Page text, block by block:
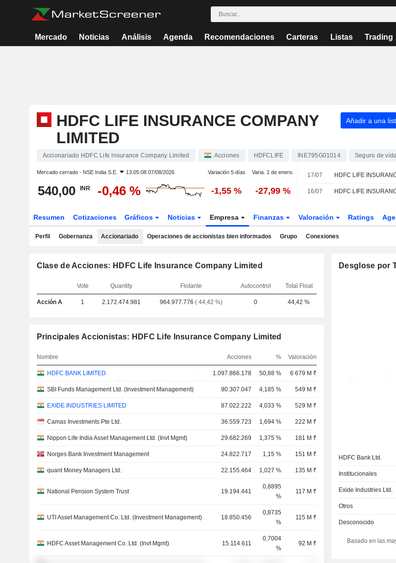
Mercado Noticias Análisis Agenda Recomendaciones Carteras Listas Trading
HDFC LIFE INSURANCE COMPANY
LIMITED
Añadir a una
Accionariado HDFC Life Insurance Company Limited Acciones HDFCLIFE INE795G01014 Seguro de
Mercado cerrado - NSE India S.E. 13:05:08 07/08/2026 Variación 5 días Varia. 1 de enero.
540,00 INR -0,46 % -1,55 % -27,99 %
17/07
16/07
Resumen Cotizaciones Gráficos Noticias Empresa Finanzas Valoración Ratings
Perfil Gobernanza Accionariado Operaciones de accionistas bien informados Grupo Conexiones
Clase de Acciones: HDFC Life Insurance Company Limited
Vote Quantity Flotante Autocontrol Total Float
Acción A 1 2.172.474.981 964.977.776 ( 44,42 %) 0 44,42 %
Principales Accionistas: HDFC Life Insurance Company Limited
Nombre Acciones % Valoración
HDFC BANK LIMITED 1.097.866.178 50,88 % 6 679 M ₹
SBI Funds Management Ltd. (Investment Management) 90.307.047 4,185 % 549 M ₹
EXIDE INDUSTRIES LIMITED 87.022.222 4,033 % 529 M ₹
Camas Investments Pte Ltd. 36.559.723 1,694 % 222 M ₹
Nippon Life India Asset Management Ltd. (Invt Mgmt) 29.682.269 1,375 % 181 M ₹
Norges Bank Investment Management 24.822.717 1,15 % 151 M ₹
quant Money Managers Ltd. 22.155.464 1,027 % 135 M ₹
National Pension System Trust 19.194.441
0,8895
%
117 M ₹
UTI Asset Management Co. Ltd. (Investment Management) 18.850.456
0,8735
%
115 M ₹
HDFC Asset Management Co. Ltd. (Invt Mgmt) 15.114.611
0,7004
%
92 M ₹
Desglose por
HDFC Bank Ltd.
Institucionales
Exide Industries Ltd.
Otros
Desconocido
Basado en las